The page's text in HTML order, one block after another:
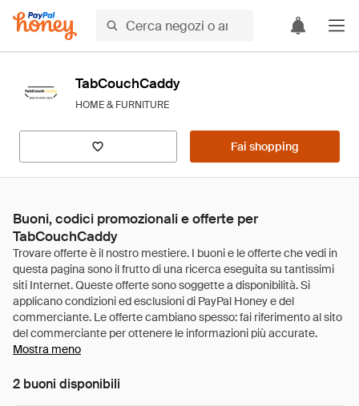
TabCouchCaddy
HOME & FURNITURE
Fai shopping
Buoni, codici promozionali e offerte per
TabCouchCaddy
Mostra meno
2 buoni disponibili